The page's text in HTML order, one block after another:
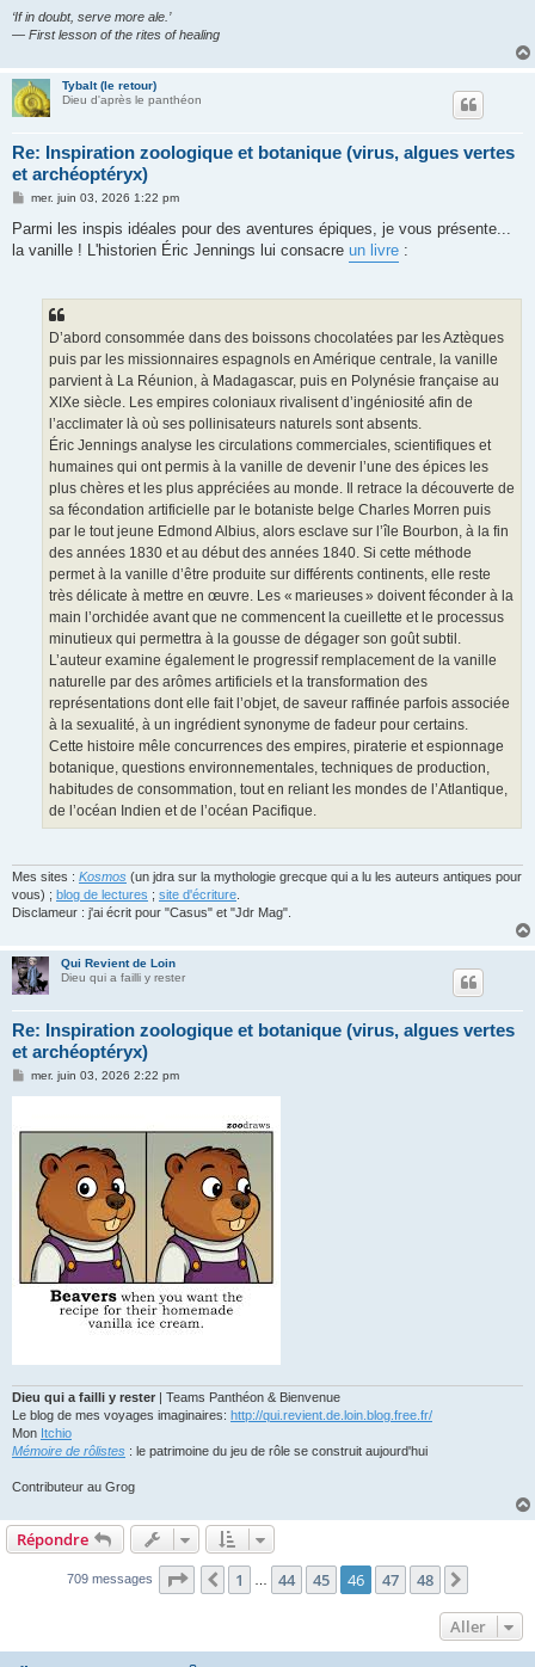
‘If in doubt, serve more ale.’
— First lesson of the rites of healing
Tybalt (le retour)
Dieu d'après le panthéon
Re: Inspiration zoologique et botanique (virus, algues vertes
et archéoptéryx)
M
s
a
mer. juin 03, 2026 1:22 pm
Parmi les inspis idéales pour des aventures épiques, je vous présente...
la vanille ! L'historien Éric Jennings lui consacre un livre :
D’abord consommée dans des boissons chocolatées par les Aztèques
puis par les missionnaires espagnols en Amérique centrale, la vanille
parvient à La Réunion, à Madagascar, puis en Polynésie française au
XIXe siècle. Les empires coloniaux rivalisent d’ingéniosité afin de
l’acclimater là où ses pollinisateurs naturels sont absents.
Éric Jennings analyse les circulations commerciales, scientifiques et
humaines qui ont permis à la vanille de devenir l’une des épices les
plus chères et les plus appréciées au monde. Il retrace la découverte de
sa fécondation artificielle par le botaniste belge Charles Morren puis
par le tout jeune Edmond Albius, alors esclave sur l’île Bourbon, à la fin
des années 1830 et au début des années 1840. Si cette méthode
permet à la vanille d’être produite sur différents continents, elle reste
très délicate à mettre en œuvre. Les « marieuses » doivent féconder à la
main l’orchidée avant que ne commencent la cueillette et le processus
minutieux qui permettra à la gousse de dégager son goût subtil.
L’auteur examine également le progressif remplacement de la vanille
naturelle par des arômes artificiels et la transformation des
représentations dont elle fait l’objet, de saveur raffinée parfois associée
à la sexualité, à un ingrédient synonyme de fadeur pour certains.
Cette histoire mêle concurrences des empires, piraterie et espionnage
botanique, questions environnementales, techniques de production,
habitudes de consommation, tout en reliant les mondes de l’Atlantique,
de l’océan Indien et de l’océan Pacifique.
Mes sites : Kosmos (un jdra sur la mythologie grecque qui a lu les auteurs antiques pour
vous) ; blog de lectures ; site d'écriture
Disclameur : j'ai écrit pour "Casus" et "Jdr Mag".
Qui Revient de Loin
Dieu qui a failli y rester
Re: Inspiration zoologique et botanique (virus, algues vertes
et archéoptéryx)
M
a
mer. juin 03, 2026 2:22 pm
Dieu qui a failli y rester
| Teams Panthéon & Bienvenue
Le blog de mes voyages imaginaires: http://qui.revient.de.loin.blog.free.fr/
Mon Itchio
Mémoire de rôlistes : le patrimoine du jeu de rôle se construit aujourd'hui
Contributeur au Grog
Répondre
709 messages Page 46 sur 48
Précédent
1 44 45 46 47 48
Aller